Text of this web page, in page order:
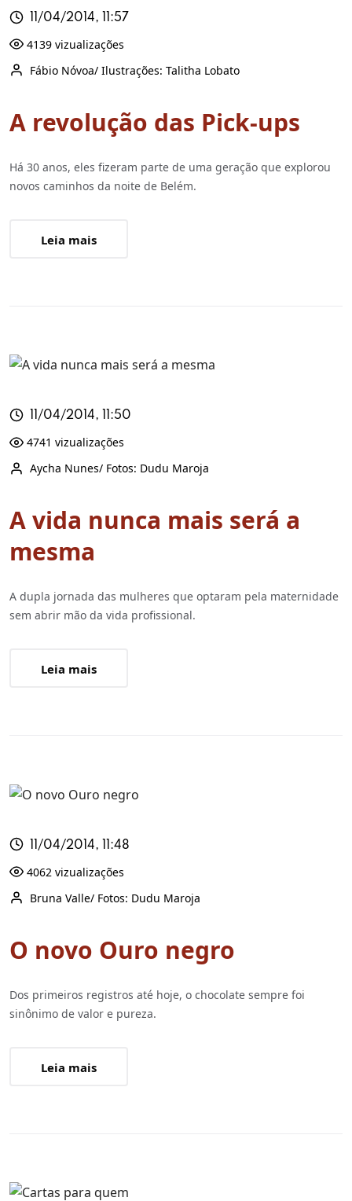
11/04/2014, 11:57
4139 vizualizações
Fábio Nóvoa/ Ilustrações: Talitha Lobato
A revolução das Pick-ups
Há 30 anos, eles fizeram parte de uma geração que explorou
novos caminhos da noite de Belém.
Leia mais
11/04/2014, 11:50
4741 vizualizações
Aycha Nunes/ Fotos: Dudu Maroja
A vida nunca mais será a
mesma
A dupla jornada das mulheres que optaram pela maternidade
sem abrir mão da vida profissional.
Leia mais
11/04/2014, 11:48
4062 vizualizações
Bruna Valle/ Fotos: Dudu Maroja
O novo Ouro negro
Dos primeiros registros até hoje, o chocolate sempre foi
sinônimo de valor e pureza.
Leia mais